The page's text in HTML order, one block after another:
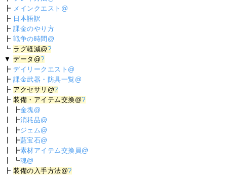
┣ メインクエスト@
┣ 日本語訳
┣課金のやり方
┣戦争の時間@
┗ ラグ軽減@?
▼データ@?
┣デイリークエスト@
┣課金武器・防具一覧@
┣ アクセサリ@?
┣装備・アイテム交換@?
┃ ┣金塊@
┃ ┣消耗品@
┃ ┣ジェム@
┃ ┣藍宝石@
┃ ┣素材アイテム交換員@
┃ ┗魂@
┣装備の入手方法@?